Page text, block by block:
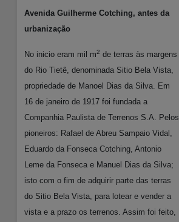
Avenida Guilherme Cotching, antes da
urbanização
No inicio eram mil m2 de terras às margens
do Rio Tietê, denominada Sitio Bela Vista,
propriedade de Manoel Dias da Silva. Em
16 de janeiro de 1917 foi fundada a
Companhia Paulista de Terrenos S.A. Pelos
pioneiros: Rafael de Abreu Sampaio Vidal,
Eduardo da Fonseca Cotching, Antonio
Leme da Fonseca e Manuel Dias da Silva;
isto com o fim de adquirir parte das terras
do Sitio Bela Vista, para lotear e vender a
vista e a prazo os terrenos. Assim foi feito,